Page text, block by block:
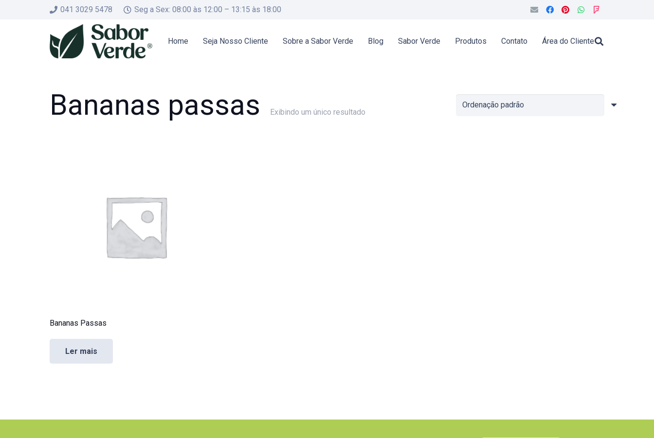
041 3029 5478 Seg a Sex: 08:00 às 12:00 – 13:15 às 18:00
Home Seja Nosso Cliente Sobre a Sabor Verde Blog Sabor Verde Produtos Contato Área do Cliente
Bananas passas Exibindo um único resultado
Bananas Passas
Ler mais